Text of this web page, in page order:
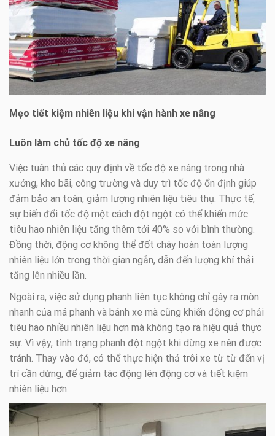
Mẹo tiết kiệm nhiên liệu khi vận hành xe nâng
Luôn làm chủ tốc độ xe nâng
Việc tuân thủ các quy định về tốc độ xe nâng trong nhà
xưởng, kho bãi, công trường và duy trì tốc độ ổn định giúp
đảm bảo an toàn, giảm lượng nhiên liệu tiêu thụ. Thực tế,
sự biến đổi tốc độ một cách đột ngột có thể khiến mức
tiêu hao nhiên liệu tăng thêm tới 40% so với bình thường.
Đồng thời, động cơ không thể đốt cháy hoàn toàn lượng
nhiên liệu lớn trong thời gian ngắn, dẫn đến lượng khí thải
tăng lên nhiều lần.
Ngoài ra, việc sử dụng phanh liên tục không chỉ gây ra mòn
nhanh của má phanh và bánh xe mà cũng khiến động cơ phải
tiêu hao nhiều nhiên liệu hơn mà không tạo ra hiệu quả thực
sự. Vì vậy, tình trạng phanh đột ngột khi dừng xe nên được
tránh. Thay vào đó, có thể thực hiện thả trôi xe từ từ đến vị
trí cần dừng, để giảm tác động lên động cơ và tiết kiệm
nhiên liệu hơn.